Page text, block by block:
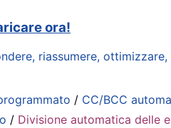
ora!
riassumere,
/ CC/BCC
/ Divisione automatica delle